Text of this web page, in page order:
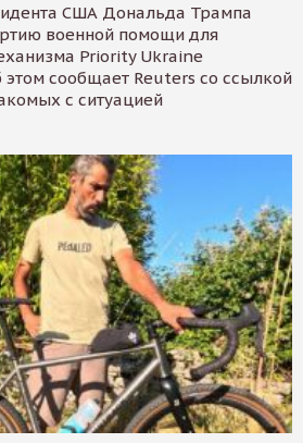
США Дональда Трампа
военной помощи для
Priority Ukraine
сообщает Reuters со ссылкой
с ситуацией